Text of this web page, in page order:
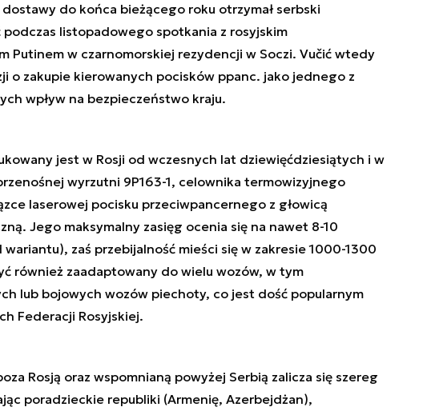
do końca bieżącego roku otrzymał serbski
listopadowego spotkania z rosyjskim
Putinem w czarnomorskiej rezydencji w Soczi. Vučić wtedy
o zakupie kierowanych pocisków ppanc. jako jednego z
wpływ na bezpieczeństwo kraju.
jest w Rosji od wczesnych lat dziewięćdziesiątych i w
wyrzutni 9P163-1, celownika termowizyjnego
laserowej pocisku przeciwpancernego z głowicą
Jego maksymalny zasięg ocenia się na nawet 8-10
zaś przebijalność mieści się w zakresie 1000-1300
również zaadaptowany do wielu wozów, w tym
lub bojowych wozów piechoty, co jest dość popularnym
Federacji Rosyjskiej.
Rosją oraz wspomnianą powyżej Serbią zalicza się szereg
poradzieckie republiki (Armenię, Azerbejdżan),